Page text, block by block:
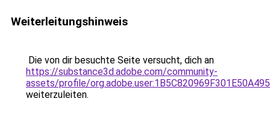
Weiterleitungshinweis
Die von dir besuchte Seite versucht, dich an
https://substance3d.adobe.com/community-
assets/profile/
weiterzuleiten.